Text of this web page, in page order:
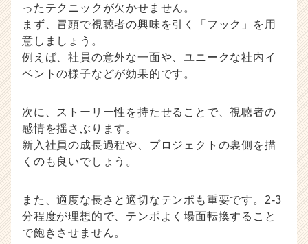
ったテクニックが欠かせません。
まず、冒頭で視聴者の興味を引く「フック」を用
意しましょう。
例えば、社員の意外な一面や、ユニークな社内イ
ベントの様子などが効果的です。
次に、ストーリー性を持たせることで、視聴者の
感情を揺さぶります。
新入社員の成長過程や、プロジェクトの裏側を描
くのも良いでしょう。
また、適度な長さと適切なテンポも重要です。2-3
分程度が理想的で、テンポよく場面転換すること
で飽きさせません。